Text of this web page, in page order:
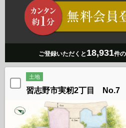
ご登録いただくと 18,931件
土地
習志野市実籾2丁目 No.7